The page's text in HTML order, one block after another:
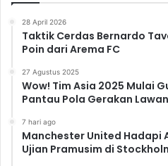
28 April 2026
Taktik Cerdas Bernardo
Poin dari Arema FC
27 Agustus 2025
Wow! Tim Asia 2025 Mulai
Pantau Pola Gerakan Lawan
7 hari ago
Manchester United
Ujian Pramusim di